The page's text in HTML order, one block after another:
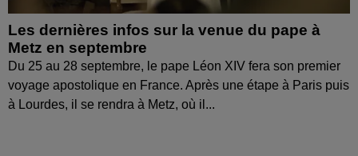
Les dernières infos sur la venue du pape à
Metz en septembre
Du 25 au 28 septembre, le pape Léon XIV fera son premier
voyage apostolique en France. Après une étape à Paris puis
à Lourdes, il se rendra à Metz, où il...